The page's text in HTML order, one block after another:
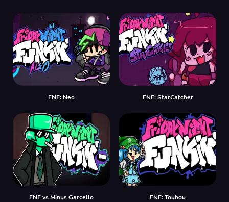
FNF: Neo FNF: StarCatcher
FNF vs Minus Garcello FNF: Touhou